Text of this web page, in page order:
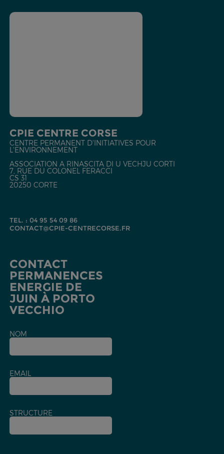
CPIE CENTRE CORSE
CENTRE PERMANENT D'INITIATIVES POUR
L'ENVIRONNEMENT
ASSOCIATION A RINASCITA DI U VECHJU CORTI
7, RUE DU COLONEL FERACCI
CS 31
20250 CORTE
TEL. : 04 95 54 09 86
CONTACT@CPIE-CENTRECORSE.FR
CONTACT
PERMANENCES
ENERGIE DE
JUIN À PORTO
VECCHIO
NOM
EMAIL
STRUCTURE